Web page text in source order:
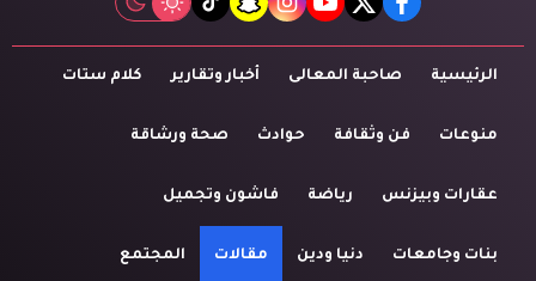
facebook
twitter
youtube
instagram
snapchat
tiktok
الرئيسية صاحبة المعالى أخبار وتقارير كلام ستات
منوعات فن وثقافة حوادث صحة ورشاقة
عقارات وبيزنس رياضة فاشون وتجميل
بنات وجامعات دنيا ودين مقالات المجتمع